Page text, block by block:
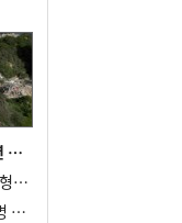
베네수 강진 사망자 6125명…재건에 10년 이상 걸릴수도
“와인에서 굴뚝 냄새 날 수도”…프랑스 대형 산불에 보르도 와인 품질 위협
日 정부 “구마모토 강진 사망 28명…1만 명 대피”